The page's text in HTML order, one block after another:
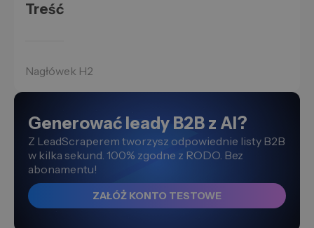
Treść
Nagłówek H2
Generować leady B2B z AI?
Z LeadScraperem tworzysz odpowiednie listy B2B
w kilka sekund. 100% zgodne z RODO. Bez
abonamentu!
ZAŁÓŻ KONTO TESTOWE